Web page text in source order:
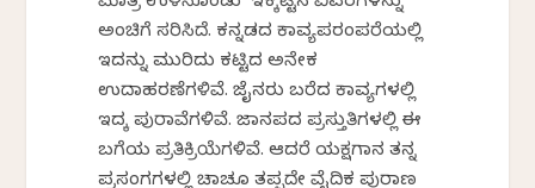
ಅಂಚಿಗೆ ಸರಿಸಿದೆ. ಕನ್ನಡದ ಕಾವ್ಯಪರಂಪರೆಯಲ್ಲಿ
ಇದನ್ನು ಮುರಿದು ಕಟ್ಟಿದ ಅನೇಕ
ಉದಾಹರಣೆಗಳಿವೆ. ಜೈನರು ಬರೆದ ಕಾವ್ಯಗಳಲ್ಲಿ
ಇದಕ್ಕೆ ಪುರಾವೆಗಳಿವೆ. ಜಾನಪದ ಪ್ರಸ್ತುತಿಗಳಲ್ಲಿ ಈ
ಬಗೆಯ ಪ್ರತಿಕ್ರಿಯೆಗಳಿವೆ. ಆದರೆ ಯಕ್ಷಗಾನ ತನ್ನ
ಪ್ರಸಂಗಗಳಲ್ಲಿ ಚಾಚೂ ತಪ್ಪದೇ ವೈದಿಕ ಪುರಾಣ